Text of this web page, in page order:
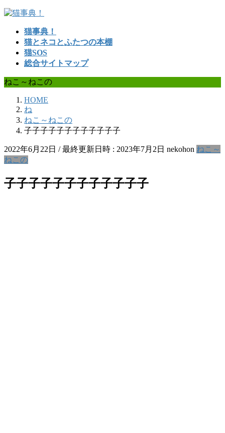
コ
ス
キ
ナ
ン
に
猫事典！
猫とネコとふたつの本棚
猫SOS
総合サイトマップ
ねこ～ねこの
HOME
ね
ねこ～ねこの
子子子子子子子子子子子子
2022年6月22日 / 最終更新日時 : 2023年7月2日 nekohon ねこ～
ねこの
子子子子子子子子子子子子